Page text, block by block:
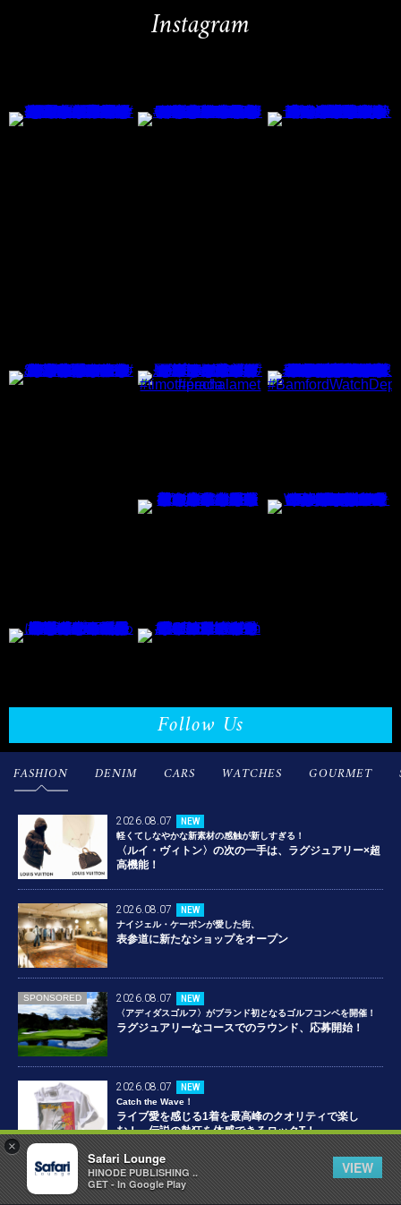
×
Safari Lounge
HINODE PUBLISHING ..
GET - In Google Play
VIEW
Instagram
Follow Us
FASHION DENIM CARS WATCHES GOURMET
2026.08.07
NEW
軽くてしなやかな新素材の感触が新しすぎる！
〈ルイ・ヴィトン〉の次の一手は、ラグジュアリー×超
高機能！
2026.08.07
NEW
ナイジェル・ケーボンが愛した街、
表参道に新たなショップをオープン
SPONSORED 2026.08.07
NEW
〈アディダスゴルフ〉がブランド初となるゴルフコンペを開催！
ラグジュアリーなコースでのラウンド、応募開始！
2026.08.07
NEW
Catch the Wave！
ライブ愛を感じる1着を最高峰のクオリティで楽し
む！ 伝説の熱狂を体感できるロックT！
2026.08.06
NEW
今しか手に入らない希少アイテム！